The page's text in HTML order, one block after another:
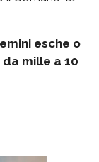
esche o
mille a 10